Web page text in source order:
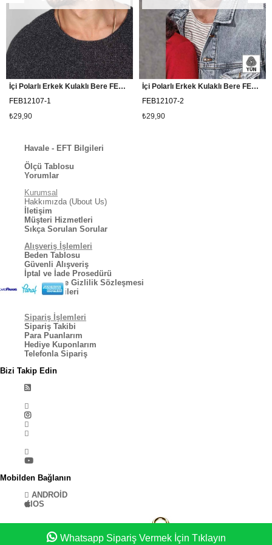
İçi Polarlı Erkek Kulaklı Bere FEB12107 Gri
FEB12107-1
₺29,90
İçi Polarlı Erkek Kulaklı Bere FEB12107 Kahverengi
FEB12107-2
₺29,90
Havale - EFT Bilgileri
Ölçü Tablosu
Yorumlar
Kurumsal
Hakkımızda (Ubout Us)
İletişim
Müşteri Hizmetleri
Sıkça Sorulan Sorular
Alışveriş İşlemleri
Beden Tablosu
Güvenli Alışveriş
İptal ve İade Prosedürü
Kullanıcı ve Gizlilik Sözleşmesi
Kargo Bilgileri
Sipariş İşlemleri
Sipariş Takibi
Para Puanlarım
Hediye Kuponlarım
Telefonla Sipariş
Bizi Takip Edin
Mobilden Bağlanın
ANDROİD
IOS
Whatsapp Sipariş Vermek İçin Tıklayın